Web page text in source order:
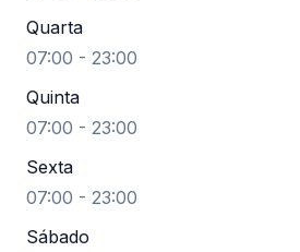
Quarta
07:00 - 23:00
Quinta
07:00 - 23:00
Sexta
07:00 - 23:00
Sábado